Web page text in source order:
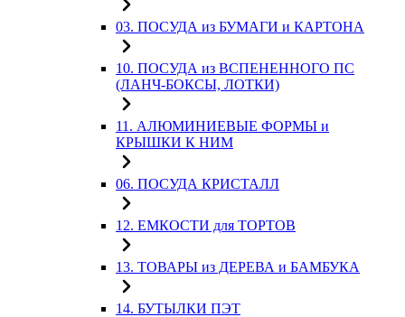
03. ПОСУДА из БУМАГИ и КАРТОНА
10. ПОСУДА из ВСПЕНЕННОГО ПС
(ЛАНЧ-БОКСЫ, ЛОТКИ)
11. АЛЮМИНИЕВЫЕ ФОРМЫ и
КРЫШКИ К НИМ
06. ПОСУДА КРИСТАЛЛ
12. ЕМКОСТИ для ТОРТОВ
13. ТОВАРЫ из ДЕРЕВА и БАМБУКА
14. БУТЫЛКИ ПЭТ